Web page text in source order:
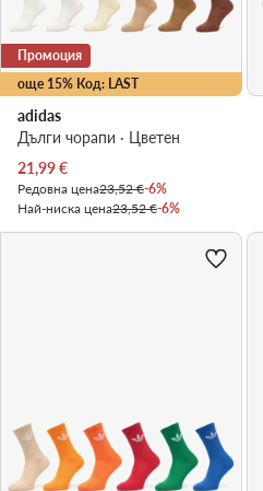
още 15% Код: LAST
Промоция
adidas
Дълги чорапи · Цветен
Актуална цена
21,99€
Редовна цена23,52 €-6%
Най-ниска цена23,52 €-6%